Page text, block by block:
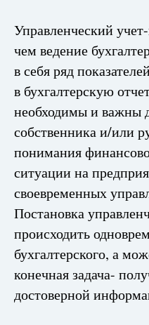
Управленческий
чем ведение
в себя ряд
в бухгалтерскую
необходимы и важны
собственника и/или
понимания
ситуации на
своевременных
Постановка
происходить
бухгалтерского, а
конечная задача-
достоверной